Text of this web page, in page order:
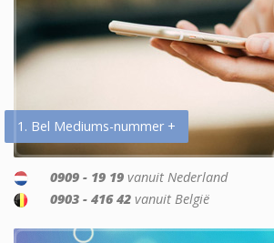
1. Bel Mediums-nummer +
0909 - 19 19 vanuit Nederland
0903 - 416 42 vanuit België